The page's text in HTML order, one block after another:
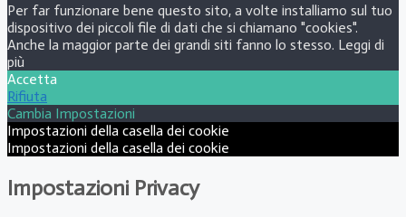
Per far funzionare bene questo sito, a volte installiamo sul tuo
dispositivo dei piccoli file di dati che si chiamano "cookies".
Anche la maggior parte dei grandi siti fanno lo stesso. Leggi di
più
Accetta
Rifiuta
Cambia Impostazioni
Impostazioni della casella dei cookie
Impostazioni della casella dei cookie
Impostazioni Privacy